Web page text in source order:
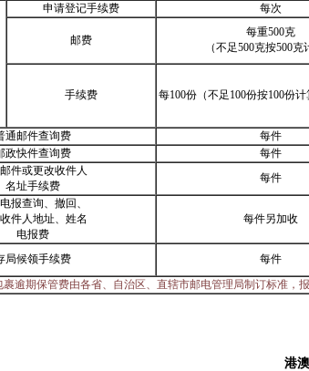
申请登记手续费 每次
邮费
每重500克
（不足500克按500克
手续费 每100份（不足100份按100份
通邮件查询费 每件
政快件查询费 每件
件或更改收件人
名址手续费
每件
报查询、撤回、
件人地址、姓名
电报费
每件另加收
局候领手续费 每件
逾期保管费由各省、自治区、直辖市邮电管理局制订标准，报
港